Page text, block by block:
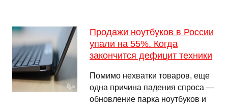
Продажи ноутбуков в России
упали на 55%. Когда
закончится дефицит техники
Помимо нехватки товаров, еще
одна причина падения спроса —
обновление парка ноутбуков и